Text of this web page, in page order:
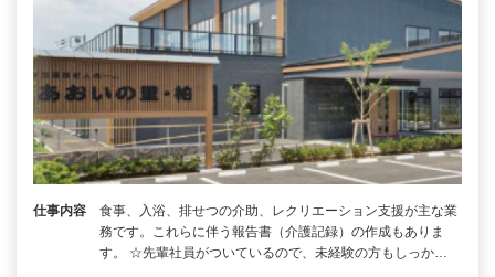
仕事内容
食事、入浴、排せつの介助、レクリエーション支援が主な業
務です。これらに伴う報告書（介護記録）の作成もありま
す。 ☆先輩社員がついているので、未経験の方もしっか…